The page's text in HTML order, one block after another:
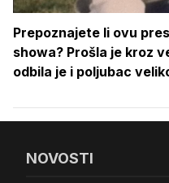
Prepoznajete li ovu
showa? Prošla je kroz
odbila je i poljubac
NOVOSTI